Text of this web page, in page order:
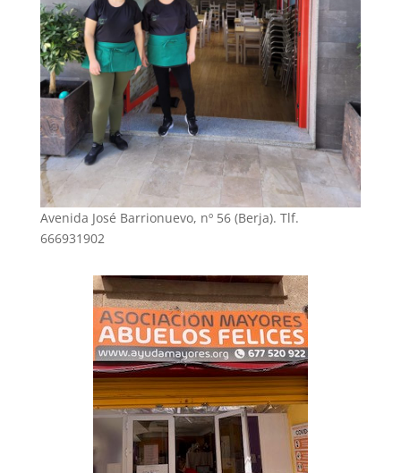
Avenida José Barrionuevo, nº 56 (Berja). Tlf.
666931902